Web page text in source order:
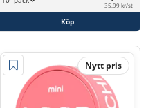
35,99 kr/st
Köp
Nytt pris